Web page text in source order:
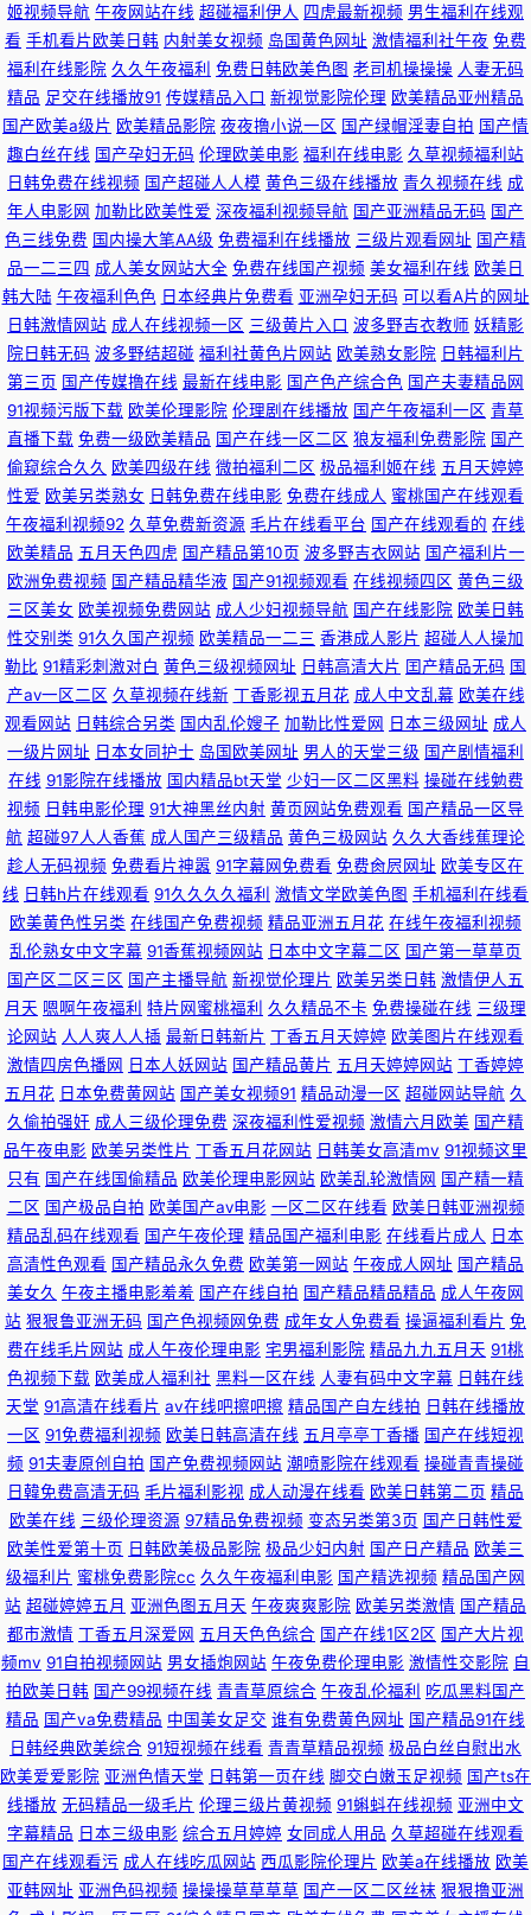
福利 蜜臀av 91久久91 熟女视频 国产91传媒 国产欧美日韩在线 WWWAv电
影网 三级片国产久久 豆花社区网站 久久成人Av网 美女在线网站视频 草草限
在线一区 国产精品天 91男女 五月天色色 韩日三级 青青色情 欧美日韩99 精
品一区二区三区日韩蜜桃 日本熟女AV jk啪啪内射 超碰网人人操 欧美色综合
片 91学生妹视频 在线亚洲精品福利导航 黑丝美女网站 日韩无码高清网站 欧
美娱乐中文网 91在线 亚洲欧美日韩 韩国一级网站 久久艹一区 浮力影院国产
第一 国产精品一二三区夜夜躁 91网址在线免费观看 黑料网a片 男人色色91
91精品中文字幕 天天综合姐姐色 国产情侣自拍 免费福利社老司机 欧美日韩
日批不卡 欧美日av 欧美久久精品国产 99导航 2018国产自拍 久久草最新网
址获取 69福利精品影院 天天操逼 国产精品三级专区 六月天婷婷 欧美TV 91
浏览网页版蜜桃 亚洲欧美日韩国产成人 后入韩国少妇 天堂网视频2025 亚洲
无码高清视频 黑丝啪啪后入 老湿机影视福利视频 国产精品禁久久精品 色av
导航精品导航站 日本卡一卡二视频 成人精品区无码 欧美一区二区综合日逼
豆花永久视频完整 香蕉女优 国产区在线观看 人人揉人人操 青青草原在线免
费观看 Av成人小说区 51自拍视频在线 另类人妖 91女同下载 性交影片 国产
人妻露脸高潮被干 日本wwwcom 日韩伦理免费看 成人福利在线免费观看 国
产熟女大黑b 欧美日韩影院一区 97人人看照片 91海角大神日韩无码 久久福
利社 91cn伦理福利 三级黄色曰逼免费看 国产高潮九九 免费影片全集免费观
看 色涩艺术色涩综合 国产精品首页在线 欧美一区二区高清视频 日本卡一卡
二视频 波多野吉依性爱 wwwww91 老湿机专区一区 91探花精品精华 在线看
免费在看中文版 久久欧美 91豆花网页入口 天天综合国产 国产精品人人网 麻
豆禁影库三区四区 欧美日韩伊人狠狠 WWW豆花AVcom 超碰伊人大香蕉 免
费妞干网在线观看 91小视频下载 07看片视频网海外 九九热有精品 亚洲资源
在线 少妇人妻精品一二区三 黄色链接 综合狼久久 天堂网a美女 国产在线1区
媒 殴美一级片 波多野洁衣电影巨乳3 A片成人片毛片久久 蜜臀av首页 午夜
福利不卡了 海角在线看网页 日批视频免费在线观看 日韩精品―中文字幕 国
产在线视频第一页 天堂8Aⅴ 日韩欧美综合网 国产a无 青久热不卡 日韩3级电
影 成人免费一区二区三区 国产一区二区91欧美 欧美一区二区三区射精 老司
机午夜影院 99久久毛片网 aV色导航 玖玖玖国产 91巨炮福利网 亚洲人成电
姬视频导航 午夜网站在线 超碰福利伊人 四虎最新视频 男生福利在线观
看 手机看片欧美日韩 内射美女视频 岛国黄色网址 激情福利社午夜 免费
福利在线影院 久久午夜福利 免费日韩欧美色图 老司机操操操 人妻无码
精品 足交在线播放91 传媒精品入口 新视觉影院伦理 欧美精品亚州精品
国产欧美a级片 欧美精品影院 夜夜撸小说一区 国产绿帽淫妻自拍 国产情
趣白丝在线 国产孕妇无码 伦理欧美电影 福利在线电影 久草视频福利站
日韩免费在线视频 国产超碰人人模 黄色三级在线播放 青久视频在线 成
年人电影网 加勒比欧美性爱 深夜福利视频导航 国产亚洲精品无码 国产
色三线免费 国内操大笔AA级 免费福利在线播放 三级片观看网址 国产精
品一二三四 成人美女网站大全 免费在线国产视频 美女福利在线 欧美日
韩大陆 午夜福利色色 日本经典片免费看 亚洲孕妇无码 可以看A片的网址
日韩激情网站 成人在线视频一区 三级黄片入口 波多野吉衣教师 妖精影
院日韩无码 波多野结超碰 福利社黄色片网站 欧美熟女影院 日韩福利片
第三页 国产传媒撸在线 最新在线电影 国产色产综合色 国产夫妻精品网
91视频污版下载 欧美伦理影院 伦理剧在线播放 国产午夜福利一区 青草
直播下载 免费一级欧美精品 国产在线一区二区 狼友福利免费影院 国产
偷窥综合久久 欧美四级在线 微拍福利二区 极品福利姬在线 五月天婷婷
性爱 欧美另类熟女 日韩免费在线电影 免费在线成人 蜜桃国产在线观看
午夜福利视频92 久草免费新资源 毛片在线看平台 国产在线观看的 在线
欧美精品 五月天色四虎 国产精品第10页 波多野吉衣网站 国产福利片一
欧洲免费视频 国产精品精华液 国产91视频观看 在线视频四区 黄色三级
三区美女 欧美视频免费网站 成人少妇视频导航 国产在线影院 欧美日韩
性交别类 91久久国产视频 欧美精品一二三 香港成人影片 超碰人人操加
勒比 91精彩刺激对白 黄色三级视频网址 日韩高清大片 囯产精品无码 国
产aⅴ一区二区 久草视频在线新 丁香影视五月花 成人中文乱幕 欧美在线
观看网站 日韩综合另类 国内乱伦嫂子 加勒比性爱网 日本三级网址 成人
一级片网址 日本女同护士 岛国欧美网址 男人的天堂三级 国产剧情福利
在线 91影院在线播放 国内精品bt天堂 少妇一区二区黑料 操碰在线勉费
视频 日韩电影伦理 91大神黑丝内射 黄页网站免费观看 国产精品一区导
航 超碰97人人香蕉 成人国产三级精品 黄色三极网站 久久大香线蕉理论
趁人无码视频 免费看片神嚣 91字幕网免费看 免费肏屄网址 欧美专区在
线 日韩h片在线观看 91久久久久福利 激情文学欧美色图 手机福利在线看
欧美黄色性另类 在线国产免费视频 精品亚洲五月花 在线午夜福利视频
乱伦熟女中文字幕 91香蕉视频网站 日本中文字幕二区 国产第一草草页
国产区二区三区 国产主播导航 新视觉伦理片 欧美另类日韩 激情伊人五
月天 嗯啊午夜福利 特片网蜜桃福利 久久精品不卡 免费操碰在线 三级理
论网站 人人爽人人插 最新日韩新片 丁香五月天婷婷 欧美图片在线观看
激情四房色播网 日本人妖网站 国产精品黄片 五月天婷婷网站 丁香婷婷
五月花 日本免费黄网站 国产美女视频91 精品动漫一区 超碰网站导航 久
久偷拍强奸 成人三级伦理免费 深夜福利性爱视频 激情六月欧美 国产精
品午夜电影 欧美另类性片 丁香五月花网站 日韩美女高清mv 91视频这里
只有 国产在线国偷精品 欧美伦理电影网站 欧美乱轮激情网 国产精一精
二区 国产极品自拍 欧美国产aⅴ电影 一区二区在线看 欧美日韩亚洲视频
精品乱码在线观看 国产午夜伦理 精品国产福利电影 在线看片成人 日本
高清性色观看 国产精品永久免费 欧美第一网站 午夜成人网址 国产精品
美女久 午夜主播电影羞羞 国产在线自拍 国产精品精品精品 成人午夜网
站 狠狠鲁亚洲无码 国产色视频网免费 成年女人免费看 操逼福利看片 免
费在线毛片网站 成人午夜伦理电影 宅男福利影院 精品九九五月天 91桃
色视频下载 欧美成人福利社 黑料一区在线 人妻有码中文字幕 日韩在线
天堂 91高清在线看片 av在线吧擦吧擦 精品国产自左线拍 日韩在线播放
一区 91免费福利视频 欧美日韩高清在线 五月亭亭丁香播 国产在线短视
频 91夫妻原创自拍 国产免费视频网站 潮喷影院在线观看 操碰青青操碰
日韓免费高清无码 毛片福利影视 成人动漫在线看 欧美日韩第二页 精品
欧美在线 三级伦理资源 97精品免费视频 变态另类第3页 国产日韩性爱
欧美性爱第十页 日韩欧美极品影院 极品少妇内射 国产日产精品 欧美三
级福利片 蜜桃免费影院cc 久久午夜福利电影 国产精选视频 精品国产网
站 超碰婷婷五月 亚洲色图五月天 午夜爽爽影院 欧美另类激情 国产精品
都市激情 丁香五月深爱网 五月天色色综合 国产在线1区2区 国产大片视
频mv 91自拍视频网站 男女插炮网站 午夜免费伦理电影 激情性交影院 自
拍欧美日韩 国产99视频在线 青青草原综合 午夜乱伦福利 吃瓜黑料国产
精品 国产va免费精品 中国美女足交 谁有免费黄色网址 国产精品91在线
日韩经典欧美综合 91短视频在线看 青青草精品视频 极品白丝自慰出水
欧美爱爱影院 亚洲色情天堂 日韩第一页在线 脚交白嫩玉足视频 国产ts在
线播放 无码精品一级毛片 伦理三级片黄视频 91蝌蚪在线视频 亚洲中文
字幕精品 日本三级电影 综合五月婷婷 女同成人用品 久草超碰在线观看
国产在线观看污 成人在线吃瓜网站 西瓜影院伦理片 欧美a在线播放 欧美
亚韩网址 亚洲色码视频 操操操草草草草 国产一区二区丝袜 狠狠撸亚洲